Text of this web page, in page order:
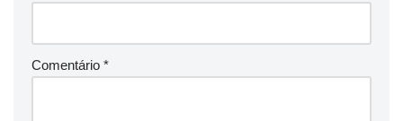
Comentário *